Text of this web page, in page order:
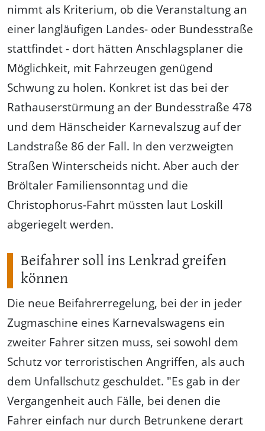
nimmt als Kriterium, ob die Veranstaltung an
einer langläufigen Landes- oder Bundesstraße
stattfindet - dort hätten Anschlagsplaner die
Möglichkeit, mit Fahrzeugen genügend
Schwung zu holen. Konkret ist das bei der
Rathauserstürmung an der Bundesstraße 478
und dem Hänscheider Karnevalszug auf der
Landstraße 86 der Fall. In den verzweigten
Straßen Winterscheids nicht. Aber auch der
Bröltaler Familiensonntag und die
Christophorus-Fahrt müssten laut Loskill
abgeriegelt werden.
Beifahrer soll ins Lenkrad greifen
können
Die neue Beifahrerregelung, bei der in jeder
Zugmaschine eines Karnevalswagens ein
zweiter Fahrer sitzen muss, sei sowohl dem
Schutz vor terroristischen Angriffen, als auch
dem Unfallschutz geschuldet. "Es gab in der
Vergangenheit auch Fälle, bei denen die
Fahrer einfach nur durch Betrunkene derart